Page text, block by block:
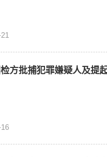
方批捕犯罪嫌疑人及提